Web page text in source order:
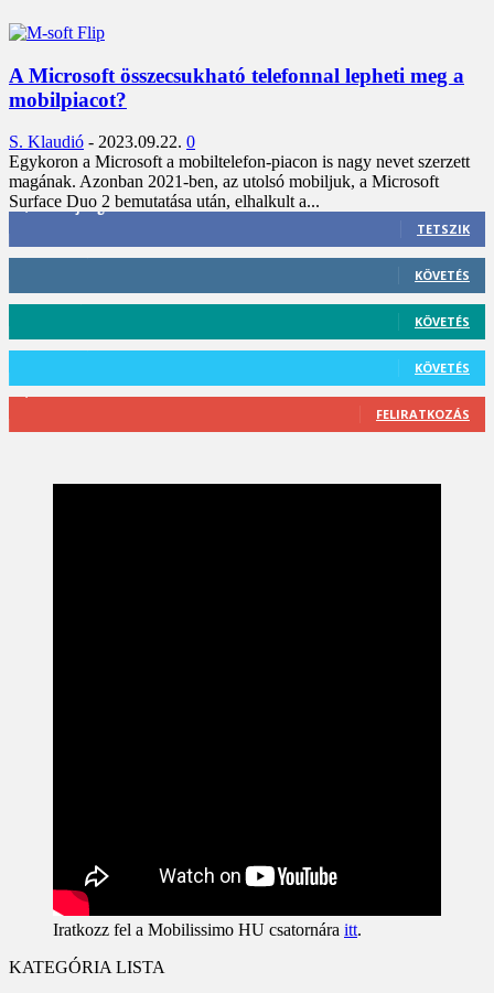
A Microsoft összecsukható telefonnal lepheti meg a
mobilpiacot?
S. Klaudió - 2023.09.22. 0
Egykoron a Microsoft a mobiltelefon-piacon is nagy nevet szerzett
magának. Azonban 2021-ben, az utolsó mobiljuk, a Microsoft
Surface Duo 2 bemutatása után, elhalkult a...
3,452 Rajongók
TETSZIK
KÖVETÉS
KÖVETÉS
KÖVETÉS
FELIRATKOZÁS
Iratkozz fel a Mobilissimo HU csatornára itt.
KATEGÓRIA LISTA